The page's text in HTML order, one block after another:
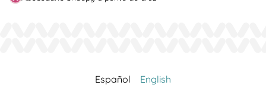
Español English